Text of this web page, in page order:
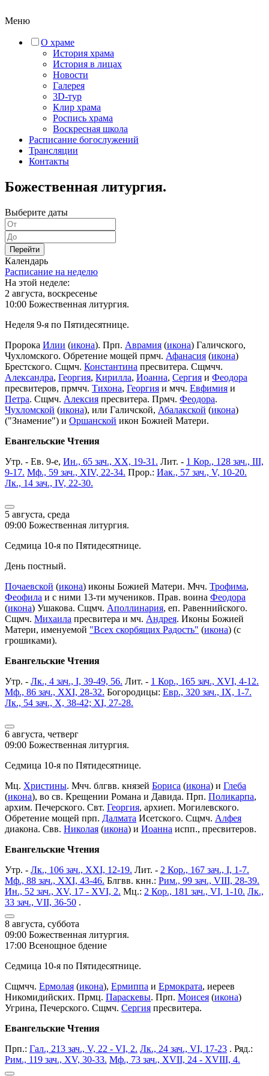
Меню
О храме
История храма
История в лицах
Новости
Галерея
3D-тур
Клир храма
Роспись храма
Воскресная школа
Расписание богослужений
Трансляции
Контакты
Божественная литургия.
Выберите даты
Перейти
Календарь
Расписание на неделю
На этой неделе:
2 августа, воскресенье
10:00 Божественная литургия.
Неделя 9-я по Пятидесятнице.
Пророка Илии (икона). Прп. Аврамия (икона) Галичского,
Чухломского. Обретение мощей прмч. Афанасия (икона)
Брестского. Сщмч. Константина пресвитера. Сщмчч.
Александра, Георгия, Кирилла, Иоанна, Сергия и Феодора
пресвитеров, прмчч. Тихона, Георгия и мчч. Евфимия и
Петра. Сщмч. Алексия пресвитера. Прмч. Феодора.
Чухломской (икона), или Галичской, Абалакской (икона)
("Знамение") и Оршанской икон Божией Матери.
Евангельские Чтения
Утр. - Ев. 9-е, Ин., 65 зач., XX, 19-31. Лит. - 1 Кор., 128 зач., III,
9-17. Мф., 59 зач., XIV, 22-34. Прор.: Иак., 57 зач., V, 10-20.
Лк., 14 зач., IV, 22-30.
5 августа, среда
09:00 Божественная литургия.
Седмица 10-я по Пятидесятнице.
День постный.
Почаевской (икона) иконы Божией Матери. Мчч. Трофима,
Феофила и с ними 13-ти мучеников. Прав. воина Феодора
(икона) Ушакова. Сщмч. Аполлинария, еп. Равеннийского.
Сщмч. Михаила пресвитера и мч. Андрея. Иконы Божией
Матери, именуемой "Всех скорбящих Радость" (икона) (с
грошиками).
Евангельские Чтения
Утр. - Лк., 4 зач., I, 39-49, 56. Лит. - 1 Кор., 165 зач., XVI, 4-12.
Мф., 86 зач., XXI, 28-32. Богородицы: Евр., 320 зач., IX, 1-7.
Лк., 54 зач., X, 38-42; XI, 27-28.
6 августа, четверг
09:00 Божественная литургия.
Седмица 10-я по Пятидесятнице.
Мц. Христины. Мчч. блгвв. князей Бориса (икона) и Глеба
(икона), во св. Крещении Романа и Давида. Прп. Поликарпа,
архим. Печерского. Свт. Георгия, архиеп. Могилевского.
Обретение мощей прп. Далмата Исетского. Сщмч. Алфея
диакона. Свв. Николая (икона) и Иоанна испп., пресвитеров.
Евангельские Чтения
Утр. - Лк., 106 зач., XXI, 12-19. Лит. - 2 Кор., 167 зач., I, 1-7.
Мф., 88 зач., XXI, 43-46. Блгвв. кнн.: Рим., 99 зач., VIII, 28-39.
Ин., 52 зач., XV, 17 - XVI, 2. Мц.: 2 Кор., 181 зач., VI, 1-10. Лк.,
33 зач., VII, 36-50 .
8 августа, суббота
09:00 Божественная литургия.
17:00 Всенощное бдение
Седмица 10-я по Пятидесятнице.
Сщмчч. Ермолая (икона), Ермиппа и Ермократа, иереев
Никомидийских. Прмц. Параскевы. Прп. Моисея (икона)
Угрина, Печерского. Сщмч. Сергия пресвитера.
Евангельские Чтения
Прп.: Гал., 213 зач., V, 22 - VI, 2. Лк., 24 зач., VI, 17-23 . Ряд.:
Рим., 119 зач., XV, 30-33. Мф., 73 зач., XVII, 24 - XVIII, 4.